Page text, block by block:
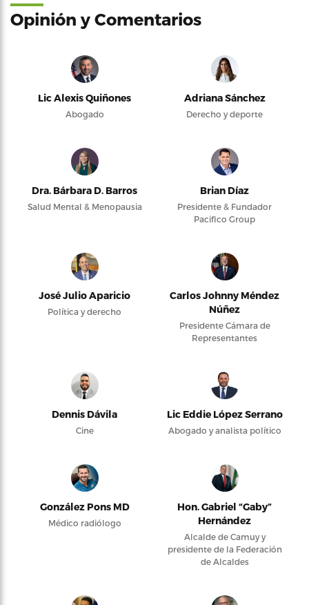
Opinión y Comentarios
Lic Alexis Quiñones
Abogado
Adriana Sánchez
Derecho y deporte
Dra. Bárbara D. Barros
Salud Mental & Menopausia
Brian Díaz
Presidente & Fundador
Pacifico Group
José Julio Aparicio
Política y derecho
Carlos Johnny Méndez
Núñez
Presidente Cámara de
Representantes
Dennis Dávila
Cine
Lic Eddie López Serrano
Abogado y analista político
González Pons MD
Médico radiólogo
Hon. Gabriel “Gaby”
Hernández
Alcalde de Camuy y
presidente de la Federación
de Alcaldes